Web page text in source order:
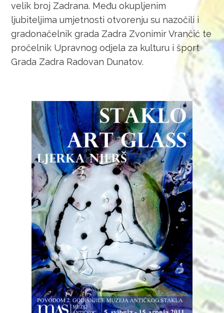
velik broj Zadrana. Među okupljenim
ljubiteljima umjetnosti otvorenju su nazočili i
gradonačelnik grada Zadra Zvonimir Vrančić te
pročelnik Upravnog odjela za kulturu i šport
Grada Zadra Radovan Dunatov.